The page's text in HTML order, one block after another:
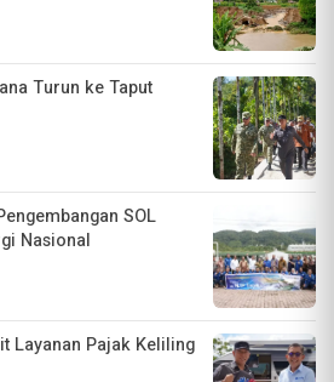
Turun ke Taput
SOL
Nasional
Layanan Pajak Keliling